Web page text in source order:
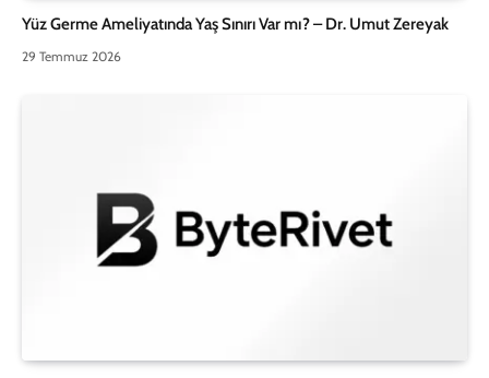
Yüz Germe Ameliyatında Yaş Sınırı Var mı? – Dr. Umut Zereyak
29 Temmuz 2026